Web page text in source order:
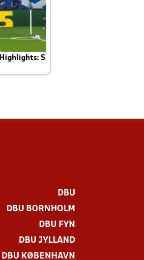
Highlights: Skotland - Danmark 4-2
DBU
DBU BORNHOLM
DBU FYN
DBU JYLLAND
DBU KØBENHAVN